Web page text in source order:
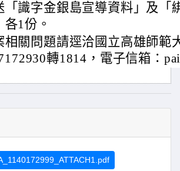
「識字金銀島宣導資料」及「
各1份。
相關問題請逕洽國立高雄師範
轉1814，電子信箱：